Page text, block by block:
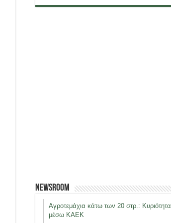
Newsroom
Αγροτεμάχια κάτω των 20 στρ.: Κυριότητα
μέσω ΚΑΕΚ